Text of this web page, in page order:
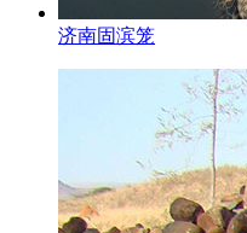
济南固滨笼